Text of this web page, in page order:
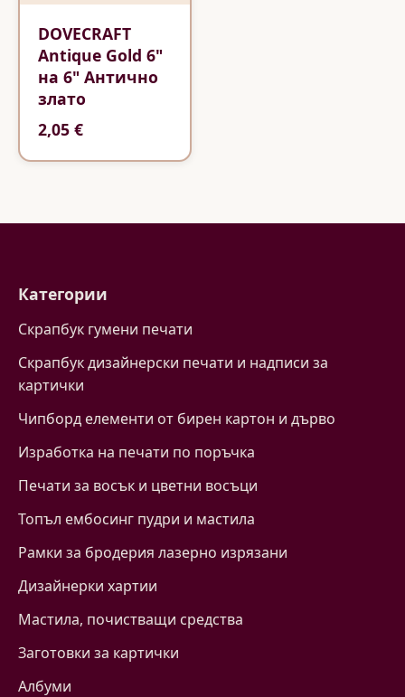
DOVECRAFT
Antique Gold 6"
на 6" Антично
злато
2,05 €
Категории
Скрапбук гумени печати
Скрапбук дизайнерски печати и надписи за
картички
Чипборд елементи от бирен картон и дърво
Изработка на печати по поръчка
Печати за восък и цветни восъци
Топъл ембосинг пудри и мастила
Рамки за бродерия лазерно изрязани
Дизайнерки хартии
Mастила, почистващи средства
Заготовки за картички
Албуми